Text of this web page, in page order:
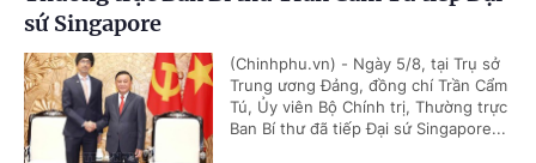
sứ Singapore
(Chinhphu.vn) - Ngày 5/8, tại Trụ sở
Trung ương Đảng, đồng chí Trần Cẩm
Tú, Ủy viên Bộ Chính trị, Thường trực
Ban Bí thư đã tiếp Đại sứ Singapore...